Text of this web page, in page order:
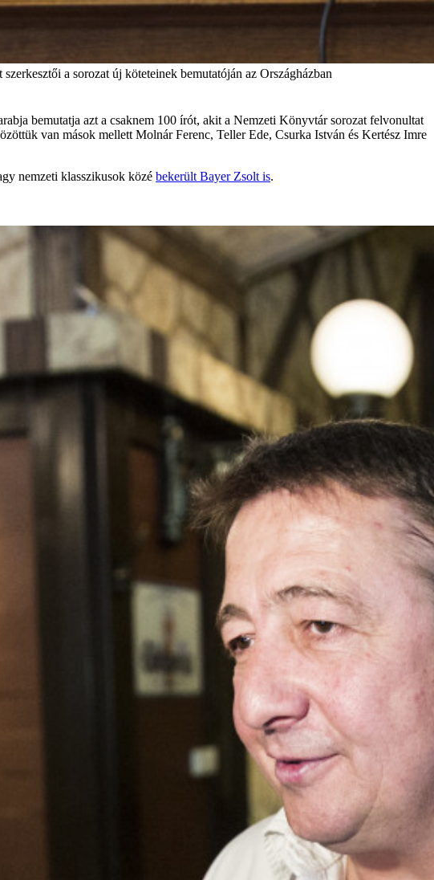
a sorozat új köteteinek bemutatóján az Országházban
bemutatja azt a csaknem 100 írót, akit a Nemzeti Könyvtár sorozat felvonultat
van mások mellett Molnár Ferenc, Teller Ede, Csurka István és Kertész Imre
nemzeti klasszikusok közé bekerült Bayer Zsolt is.